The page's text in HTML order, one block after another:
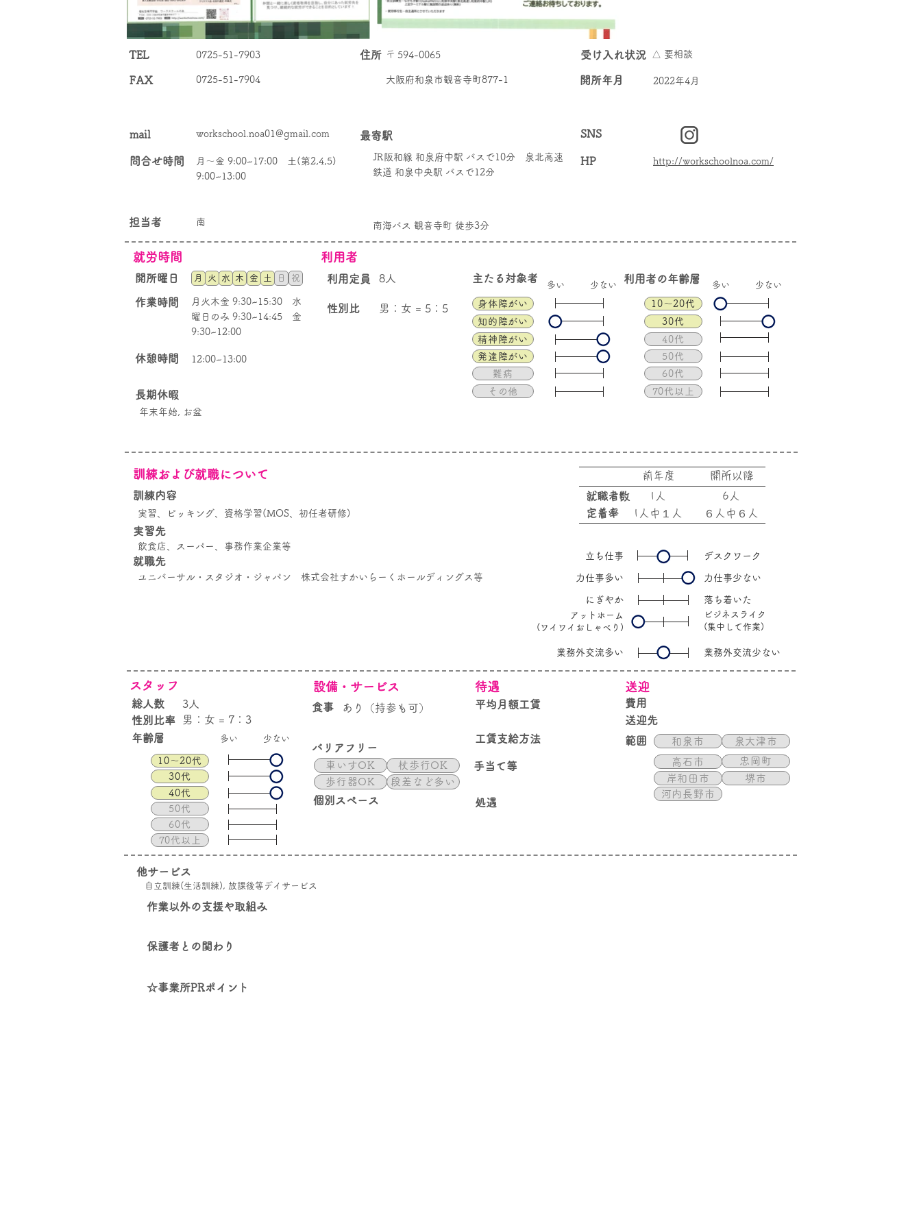
TEL
FAX
0725-51-7903 住所 594-0065
〒
0725-51-7904 大阪府和泉市観音寺町877-1 ​開所年月 2022年4月
mail
問合せ時間
workschool.noa01@gmail.com
月～金 9:00~17:00 土(第2,4,5)
9:00~13:00
最寄駅
JR阪和線 和泉府中駅 バスで10分 泉北高速
鉄道 和泉中央駅 バスで12分
SNS
HP http://workschoolnoa.com/
​担当者 南 南海バス 観音寺町 徒歩3分
△ 要相談
​受け入れ状況
​利用者
就労時間
​開所曜日 月 火 水 木 金 土 日 祝 ​利用定員 8人
​作業時間
月火木金 9:30~15:30 水
曜日のみ 9:30~14:45 金
9:30~12:00
休憩時間 12:00~13:00
性別比 男：女 = 5：5
長期休暇
年末年始, お盆
​主たる対象者
​多い 少ない
身体障がい
知的障がい
精神障がい
発達障がい
難病
その他
​利用者の年齢層
​多い 少ない
10〜20代
30代
40代
50代
60代
70代以上
立ち仕事 デスクワーク
力仕事多い 力仕事少ない
にぎやか ​落ち着いた
アットホーム
(ワイワイおしゃべり)
ビジネスライク
(集中して作業)
業務外交流多い 業務外交流少ない
訓練および就職について
​訓練内容
実習、ピッキング、資格学習(MOS、初任者研修)
実習先
飲食店、スーパー、事務作業企業等
​就職先
ユニバーサル・スタジオ・ジャパン 株式会社すかいらーくホールディングス等
​前年度
​開所以降
​就職者数
1人
6人
​定着率
1人中１人 ６人中６人
スタッフ
総人数
3人
性別比率
男：女 = 7：3
年齢層
​多い 少ない
10〜20代
30代
40代
50代
60代
70代以上
設備・サービス
食事 あり（持参も可）
バリアフリー
車いすOK
杖歩行OK
歩行器OK
段差など多い
個別スペース
待遇
平均月額工賃
工賃支給方法
手当て等
処遇
送迎
​費用
送迎先
和泉市
範囲
泉大津市
高石市
忠岡町
岸和田市
堺市
河内長野市
他サービス
自立訓練(生活訓練), 放課後等デイサービス
作業以外の支援や取組み
保護者との関わり
☆事業所PRポイント